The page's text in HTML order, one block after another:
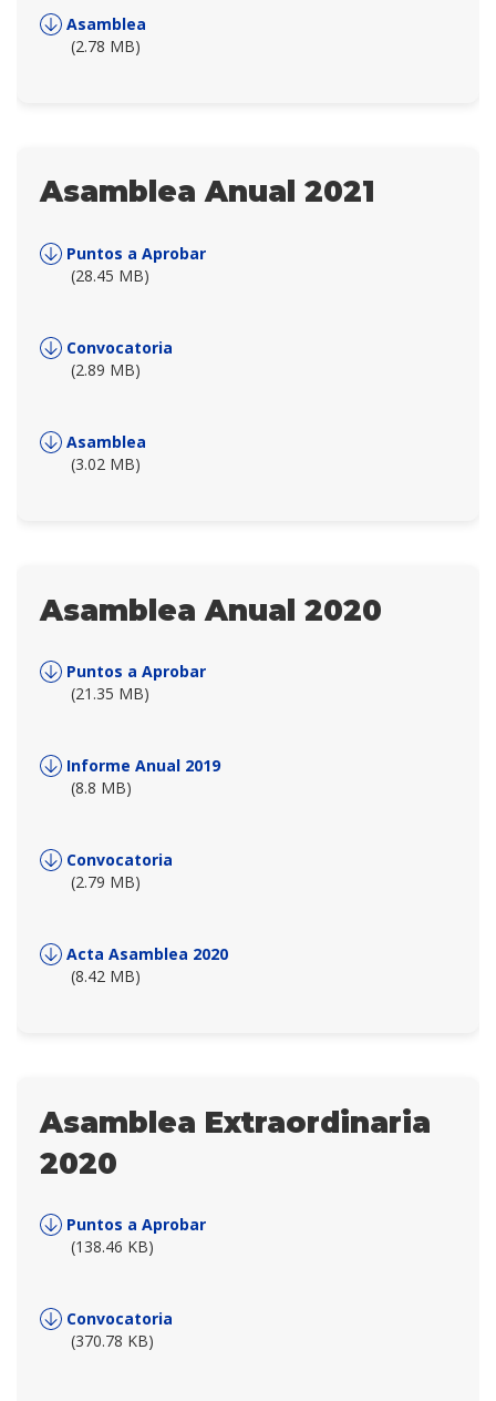
Asamblea
(2.78 MB)
Asamblea Anual 2021
Puntos a Aprobar
(28.45 MB)
Convocatoria
(2.89 MB)
Asamblea
(3.02 MB)
Asamblea Anual 2020
Puntos a Aprobar
(21.35 MB)
Informe Anual 2019
(8.8 MB)
Convocatoria
(2.79 MB)
Acta Asamblea 2020
(8.42 MB)
Asamblea Extraordinaria
2020
Puntos a Aprobar
(138.46 KB)
Convocatoria
(370.78 KB)